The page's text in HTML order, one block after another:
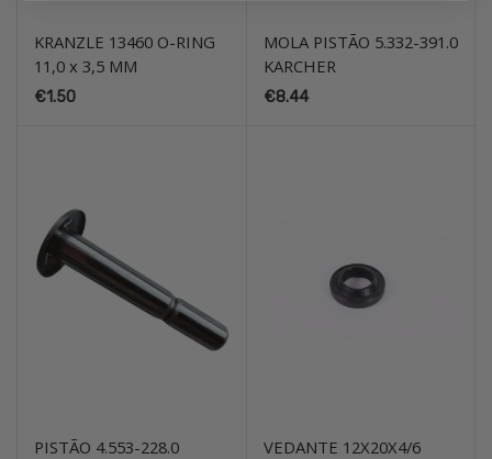
KRANZLE 13460 O-RING
11,0 x 3,5 MM
€1.50
MOLA PISTÃO 5.332-391.0
KARCHER
€8.44
PISTÃO 4.553-228.0
VEDANTE 12X20X4/6